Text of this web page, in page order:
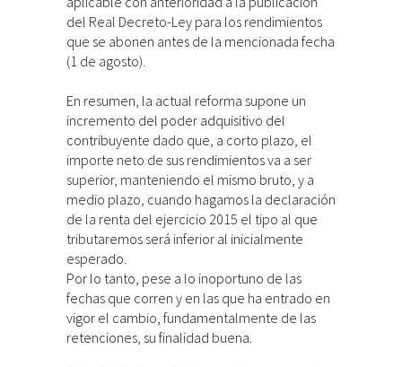
del Real Decreto-Ley para los rendimientos
que se abonen antes de la mencionada fecha
(1 de agosto).
En resumen, la actual reforma supone un
incremento del poder adquisitivo del
contribuyente dado que, a corto plazo, el
importe neto de sus rendimientos va a ser
superior, manteniendo el mismo bruto, y a
medio plazo, cuando hagamos la declaración
de la renta del ejercicio 2015 el tipo al que
tributaremos será inferior al inicialmente
esperado.
Por lo tanto, pese a lo inoportuno de las
fechas que corren y en las que ha entrado en
vigor el cambio, fundamentalmente de las
retenciones, su finalidad buena.